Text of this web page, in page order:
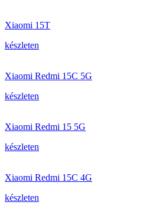
Xiaomi 15T
készleten
Xiaomi Redmi 15C 5G
készleten
Xiaomi Redmi 15 5G
készleten
Xiaomi Redmi 15C 4G
készleten